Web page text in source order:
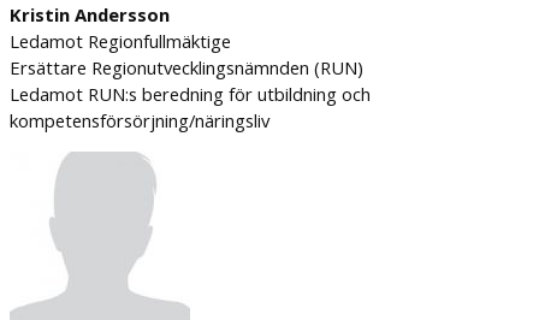
Kristin Andersson
Ledamot Regionfullmäktige
Ersättare Regionutvecklingsnämnden (RUN)
Ledamot RUN:s beredning för utbildning och
kompetensförsörjning/näringsliv